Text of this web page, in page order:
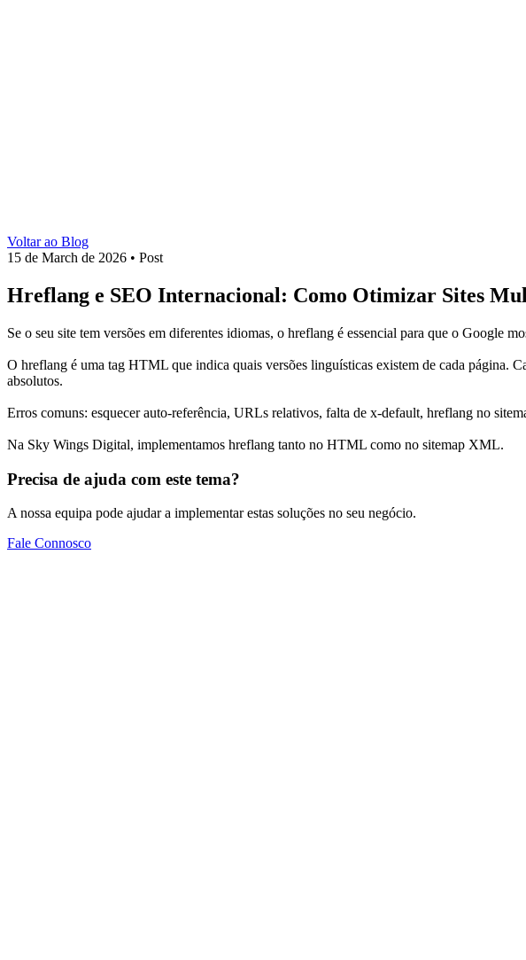
Voltar ao Blog
15 de March de 2026 • Post
Hreflang e SEO Internacional: Como Otimizar Sites
Se o seu site tem versões em diferentes idiomas, o hreflang é essencial para que o Google
O hreflang é uma tag HTML que indica quais versões linguísticas existem de cada página.
absolutos.
Erros comuns: esquecer auto-referência, URLs relativos, falta de x-default, hreflang no
Na Sky Wings Digital, implementamos hreflang tanto no HTML como no sitemap XML.
Precisa de ajuda com este tema?
A nossa equipa pode ajudar a implementar estas soluções no seu negócio.
Fale Connosco